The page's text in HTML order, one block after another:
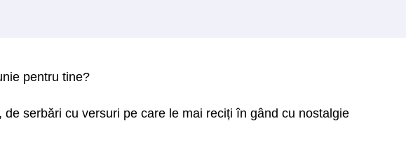
pentru tine?
serbări cu versuri pe care le mai reciți în gând cu nostalgie